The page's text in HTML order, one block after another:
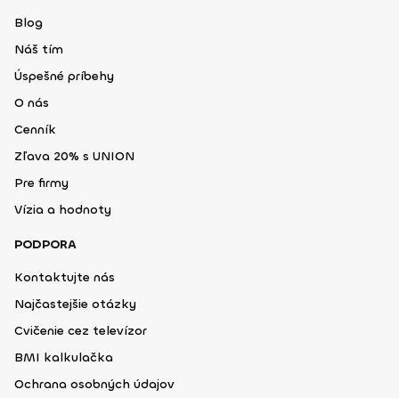
Blog
Náš tím
Úspešné príbehy
O nás
Cenník
Zľava 20% s UNION
Pre firmy
Vízia a hodnoty
PODPORA
Kontaktujte nás
Najčastejšie otázky
Cvičenie cez televízor
BMI kalkulačka
Ochrana osobných údajov